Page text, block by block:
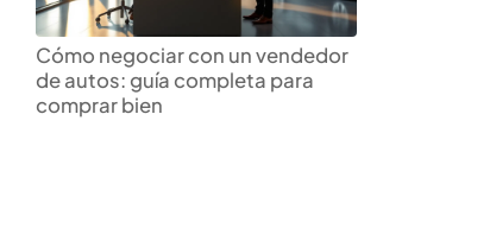
Cómo negociar con un vendedor
de autos: guía completa para
comprar bien